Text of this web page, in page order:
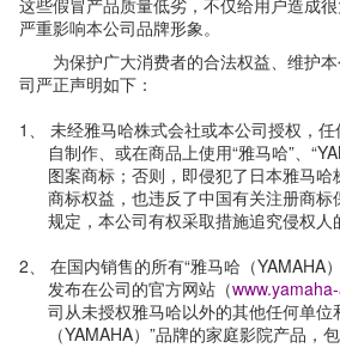
严重影响本公司品牌形象。
为保护广大消费者的合法权益、维护
司严正声明如下：
1、 未经雅马哈株式会社或本公司授权，
自制作、或在商品上使用“雅马哈”、
图案商标；否则，即侵犯了日本雅马
商标权益，也违反了中国有关注册商
规定，本公司有权采取措施追究侵权人
2、 在国内销售的所有“雅马哈（YAMAHA
发布在公司的官方网站（
司从未授权雅马哈以外的其他任何单位
（YAMAHA）”品牌的家庭影院产品，